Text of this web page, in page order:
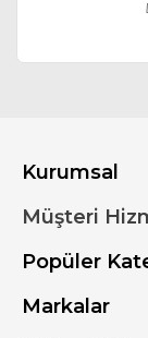
Kurumsal
Müşteri
Popüler
Markalar